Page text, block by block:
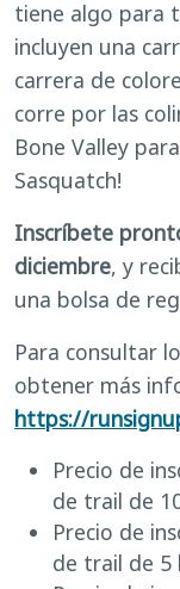
tiene algo para
incluyen una
carrera de
corre por las
Bone Valley
Sasquatch!
Inscríbete
diciembre, y
una bolsa de
Para consultar
obtener más
https://
Precio de
de trail de
Precio de
de trail de 5